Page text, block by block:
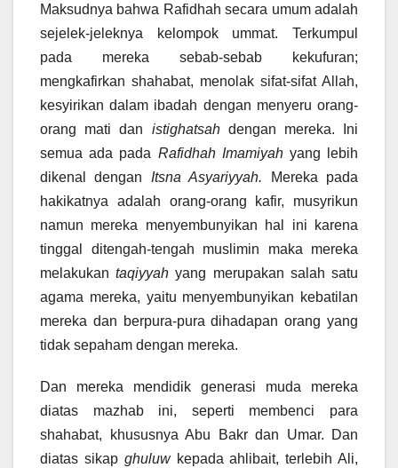
Maksudnya bahwa Rafidhah secara umum adalah
sejelek-jeleknya kelompok ummat. Terkumpul
pada mereka sebab-sebab kekufuran;
mengkafirkan shahabat, menolak sifat-sifat Allah,
kesyirikan dalam ibadah dengan menyeru orang-
orang mati dan istighatsah dengan mereka. Ini
semua ada pada Rafidhah Imamiyah yang lebih
dikenal dengan Itsna Asyariyyah.
Mereka pada
hakikatnya adalah orang-orang kafir, musyrikun
namun mereka menyembunyikan hal ini karena
tinggal ditengah-tengah muslimin maka mereka
melakukantaqiyyah yang merupakan salah satu
agama mereka, yaitu menyembunyikan kebatilan
mereka dan berpura-pura dihadapan orang yang
tidak sepaham dengan mereka.
Dan mereka mendidik generasi muda mereka
diatas mazhab ini, seperti membenci para
shahabat, khususnya Abu Bakr dan Umar. Dan
diatas sikap ghuluw kepada ahlibait, terlebih Ali,